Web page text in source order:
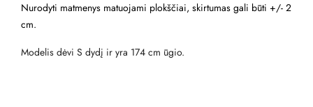
Nurodyti matmenys matuojami plokščiai, skirtumas gali būti +/- 2
cm.
Modelis dėvi S dydį ir yra 174 cm ūgio.